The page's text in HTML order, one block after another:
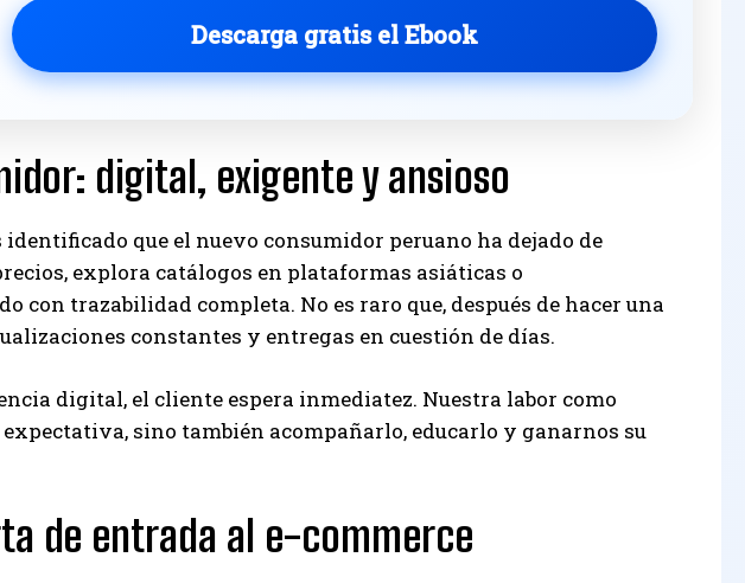
Descarga gratis el Ebook
digital, exigente y ansioso
que el nuevo consumidor peruano ha dejado de
explora catálogos en plataformas asiáticas o
con trazabilidad completa. No es raro que, después de hacer una
constantes y entregas en cuestión de días.
digital, el cliente espera inmediatez. Nuestra labor como
sino también acompañarlo, educarlo y ganarnos su
de entrada al e-commerce